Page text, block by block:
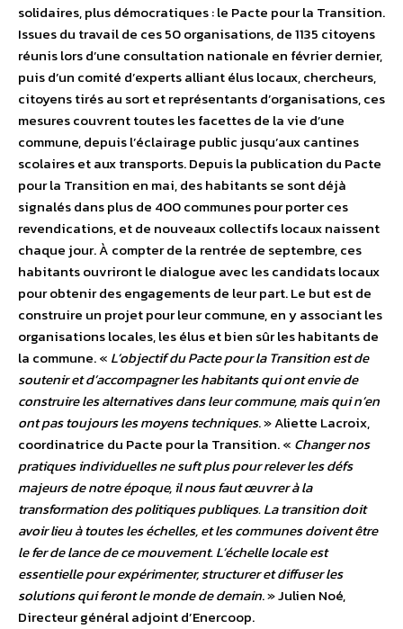
solidaires, plus démocratiques : le Pacte pour la Transition.
Issues du travail de ces 50 organisations, de 1135 citoyens
réunis lors d’une consultation nationale en février dernier,
puis d’un comité d’experts alliant élus locaux, chercheurs,
citoyens tirés au sort et représentants d’organisations, ces
mesures couvrent toutes les facettes de la vie d’une
commune, depuis l’éclairage public jusqu’aux cantines
scolaires et aux transports. Depuis la publication du Pacte
pour la Transition en mai, des habitants se sont déjà
signalés dans plus de 400 communes pour porter ces
revendications, et de nouveaux collectifs locaux naissent
chaque jour. À compter de la rentrée de septembre, ces
habitants ouvriront le dialogue avec les candidats locaux
pour obtenir des engagements de leur part. Le but est de
construire un projet pour leur commune, en y associant les
organisations locales, les élus et bien sûr les habitants de
la commune. « L’objectif du Pacte pour la Transition est de
soutenir et d’accompagner les habitants qui ont envie de
construire les alternatives dans leur commune, mais qui n’en
ont pas toujours les moyens techniques. » Aliette Lacroix,
coordinatrice du Pacte pour la Transition. « Changer nos
pratiques individuelles ne suft plus pour relever les défs
majeurs de notre époque, il nous faut œuvrer à la
transformation des politiques publiques. La transition doit
avoir lieu à toutes les échelles, et les communes doivent être
le fer de lance de ce mouvement. L’échelle locale est
essentielle pour expérimenter, structurer et diffuser les
solutions qui feront le monde de demain. » Julien Noé,
Directeur général adjoint d’Enercoop.